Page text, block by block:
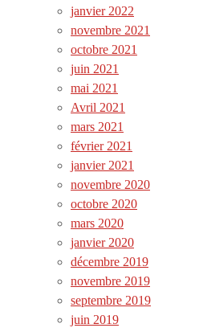
janvier 2022
novembre 2021
octobre 2021
juin 2021
mai 2021
Avril 2021
mars 2021
février 2021
janvier 2021
novembre 2020
octobre 2020
mars 2020
janvier 2020
décembre 2019
novembre 2019
septembre 2019
juin 2019